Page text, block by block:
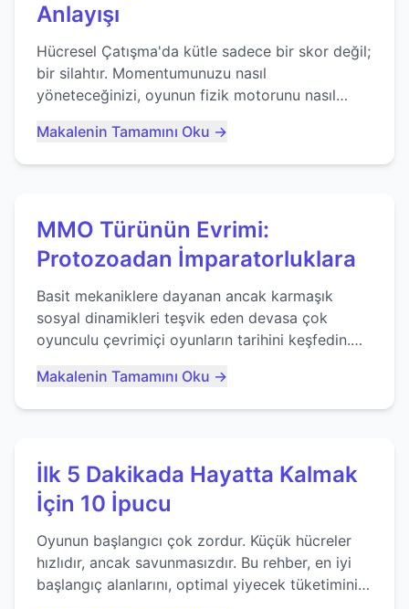
Anlayışı
Hücresel Çatışma'da kütle sadece bir skor değil;
bir silahtır. Momentumunuzu nasıl
yöneteceğinizi, oyunun fizik motorunu nasıl
ustalaşacağınızı öğrenin...
Makalenin Tamamını Oku →
MMO Türünün Evrimi:
Protozoadan İmparatorluklara
Basit mekaniklere dayanan ancak karmaşık
sosyal dinamikleri teşvik eden devasa çok
oyunculu çevrimiçi oyunların tarihini keşfedin.
Makalenin Tamamını Oku →
İlk 5 Dakikada Hayatta Kalmak
İçin 10 İpucu
Oyunun başlangıcı çok zordur. Küçük hücreler
hızlıdır, ancak savunmasızdır. Bu rehber, en iyi
başlangıç alanlarını, optimal yiyecek tüketimini